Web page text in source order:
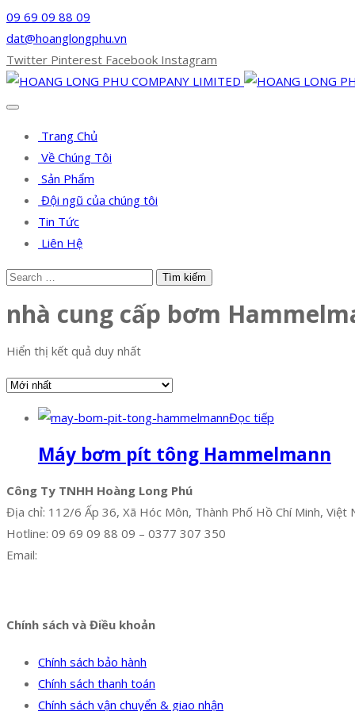
09 69 09 88 09
dat@hoanglongphu.vn
Twitter Pinterest Facebook Instagram
Trang Chủ
Về Chúng Tôi
Sản Phẩm
Đội ngũ của chúng tôi
Tin Tức
Liên Hệ
nhà cung cấp bơm
Hiển thị kết quả duy nhất
Đọc tiếp
Máy bơm pít tông Hammelmann
Công Ty TNHH Hoàng Long Phú
Địa chỉ: 112/6 Ấp 36, Xã Hóc Môn, Thành Phố Hồ Chí Minh, Việt
Hotline: 09 69 09 88 09 – 0377 307 350
Email:
Chính sách và Điều khoản
Chính sách bảo hành
Chính sách thanh toán
Chính sách vận chuyển & giao nhận